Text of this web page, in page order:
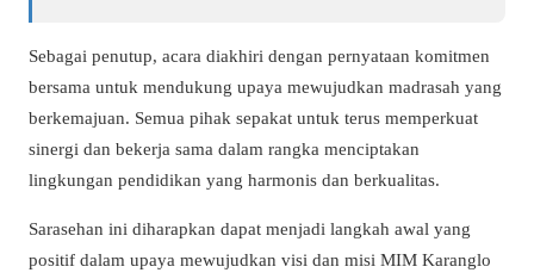
Sebagai penutup, acara diakhiri dengan pernyataan komitmen
bersama untuk mendukung upaya mewujudkan madrasah yang
berkemajuan. Semua pihak sepakat untuk terus memperkuat
sinergi dan bekerja sama dalam rangka menciptakan
lingkungan pendidikan yang harmonis dan berkualitas.
Sarasehan ini diharapkan dapat menjadi langkah awal yang
positif dalam upaya mewujudkan visi dan misi MIM Karanglo